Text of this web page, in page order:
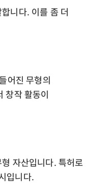
니다. 이를 좀 더
어진 무형의
창작 활동이
자산입니다. 특허로
입니다.